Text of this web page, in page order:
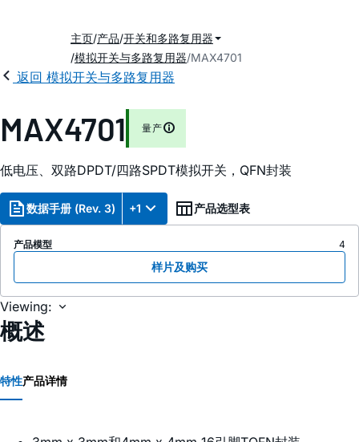
主页 产品 开关和多路复用器
模拟开关与多路复用器 MAX4701
返回 模拟开关与多路复用器
MAX4701 量产
低电压、双路DPDT/四路SPDT模拟开关，QFN封装
数据手册 (Rev. 3) +1 产品选型表
产品模型 4
样片及购买
Viewing:
概述
特性产品详情